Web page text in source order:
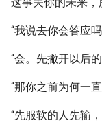
“我说去你会答应
“会。先撇开以后
“那你之前为何一
“先服软的人先输